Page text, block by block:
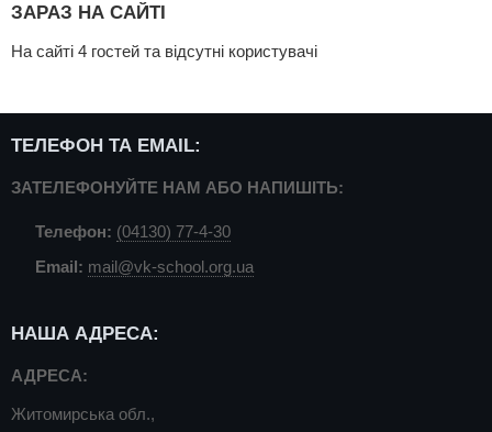
ЗАРАЗ НА САЙТІ
На сайті 4 гостей та відсутні користувачі
ТЕЛЕФОН ТА EMAIL:
ЗАТЕЛЕФОНУЙТЕ НАМ АБО НАПИШІТЬ:
Телефон: (04130) 77-4-30
Email: mail@vk-school.org.ua
НАША АДРЕСА:
АДРЕСА:
Житомирська обл.,